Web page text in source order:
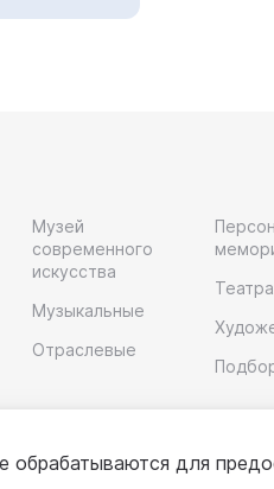
Музей
современного
искусства
Музыкальные
Отраслевые
обрабатываются для